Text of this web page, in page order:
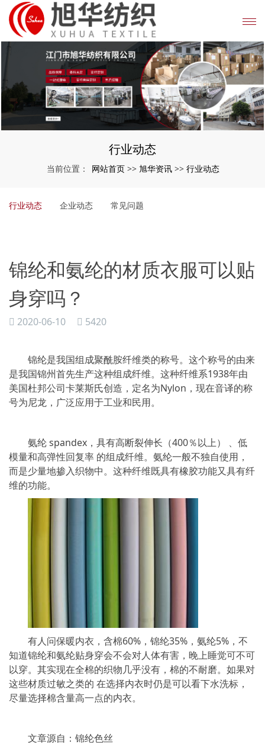
行业动态
当前位置： 网站首页 >> 旭华资讯 >> 行业动态
行业动态 企业动态 常见问题
锦纶和氨纶的材质衣服可以贴
身穿吗？
2020-06-10 5420
锦纶是我国组成聚酰胺纤维类的称号。这个称号的由来
是我国锦州首先生产这种组成纤维。这种纤维系1938年由
美国杜邦公司卡莱斯氏创造，定名为Nylon，现在音译的称
号为尼龙，广泛应用于工业和民用。
氨纶 spandex，具有高断裂伸长（400％以上） 、低
模量和高弹性回复率 的组成纤维。氨纶一般不独自使用，
而是少量地掺入织物中。这种纤维既具有橡胶功能又具有纤
维的功能。
有人问保暖内衣，含棉60%，锦纶35%，氨纶5%，不
知道锦纶和氨纶贴身穿会不会对人体有害，晚上睡觉可不可
以穿。其实现在全棉的织物几乎没有，棉的不耐磨。如果对
这些材质过敏之类的 在选择内衣时仍是可以看下水洗标，
尽量选择棉含量高一点的内衣。
文章源自：锦纶色丝